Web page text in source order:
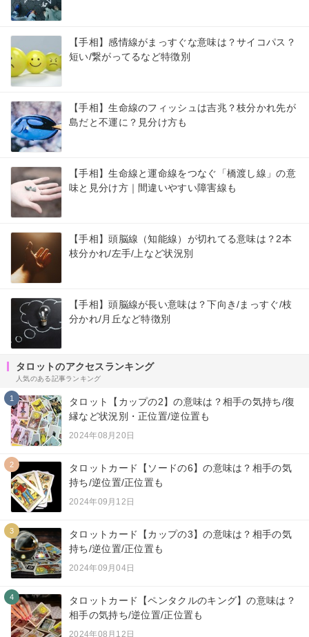
【手相】感情線がまっすぐな意味は？サイコパス？
短い/繋がってるなど特徴別
【手相】生命線のフィッシュは吉兆？枝分かれ先が
島だと不運に？見分け方も
【手相】生命線と運命線をつなぐ「橋渡し線」の意
味と見分け方｜間違いやすい障害線も
【手相】頭脳線（知能線）が切れてる意味は？2本
枝分かれ/左手/上など状況別
【手相】頭脳線が長い意味は？下向き/まっすぐ/枝
分かれ/月丘など特徴別
タロットのアクセスランキング
人気のある記事ランキング
1
タロット【カップの2】の意味は？相手の気持ち/復
縁など状況別・正位置/逆位置も
2024年08月20日
2
タロットカード【ソードの6】の意味は？相手の気
持ち/逆位置/正位置も
2024年09月12日
3
タロットカード【カップの3】の意味は？相手の気
持ち/逆位置/正位置も
2024年09月04日
4
タロットカード【ペンタクルのキング】の意味は？
相手の気持ち/逆位置/正位置も
2024年08月12日